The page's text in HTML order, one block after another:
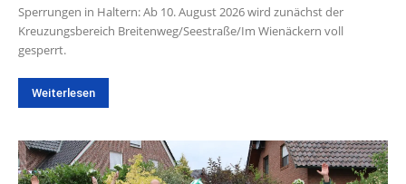
Sperrungen in Haltern: Ab 10. August 2026 wird zunächst der
Kreuzungsbereich Breitenweg/Seestraße/Im Wienäckern voll
gesperrt.
Weiterlesen